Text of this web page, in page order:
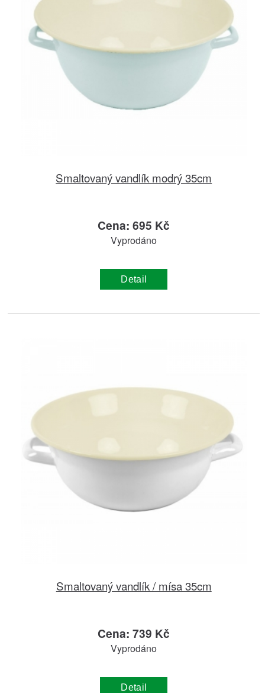
Smaltovaný vandlík modrý 35cm
Cena: 695 Kč
Vyprodáno
Detail
Smaltovaný vandlík / mísa 35cm
Cena: 739 Kč
Vyprodáno
Detail